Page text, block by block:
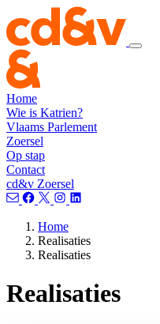
Home
Wie is Katrien?
Vlaams Parlement
Zoersel
Op stap
Contact
cd&v Zoersel
Home
Realisaties
Realisaties
Realisaties